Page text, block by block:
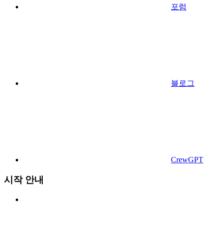
포럼
블로그
CrewGPT
시작 안내